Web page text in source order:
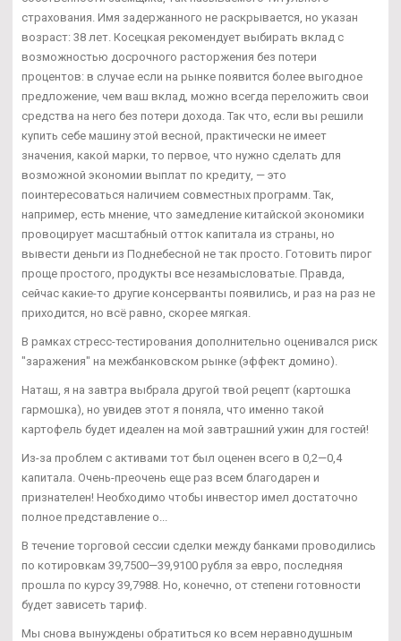
страхования. Имя задержанного не раскрывается, но указан
возраст: 38 лет. Косецкая рекомендует выбирать вклад с
возможностью досрочного расторжения без потери
процентов: в случае если на рынке появится более выгодное
предложение, чем ваш вклад, можно всегда переложить свои
средства на него без потери дохода. Так что, если вы решили
купить себе машину этой весной, практически не имеет
значения, какой марки, то первое, что нужно сделать для
возможной экономии выплат по кредиту, — это
поинтересоваться наличием совместных программ. Так,
например, есть мнение, что замедление китайской экономики
провоцирует масштабный отток капитала из страны, но
вывести деньги из Поднебесной не так просто. Готовить пирог
проще простого, продукты все незамысловатые. Правда,
сейчас какие-то другие консерванты появились, и раз на раз не
приходится, но всё равно, скорее мягкая.
В рамках стресс-тестирования дополнительно оценивался риск
"заражения" на межбанковском рынке (эффект домино).
Наташ, я на завтра выбрала другой твой рецепт (картошка
гармошка), но увидев этот я поняла, что именно такой
картофель будет идеален на мой завтрашний ужин для гостей!
Из-за проблем с активами тот был оценен всего в 0,2—0,4
капитала. Очень-преочень еще раз всем благодарен и
признателен! Необходимо чтобы инвестор имел достаточно
полное представление о...
В течение торговой сессии сделки между банками проводились
по котировкам 39,7500—39,9100 рубля за евро, последняя
прошла по курсу 39,7988. Но, конечно, от степени готовности
будет зависеть тариф.
Мы снова вынуждены обратиться ко всем неравнодушным